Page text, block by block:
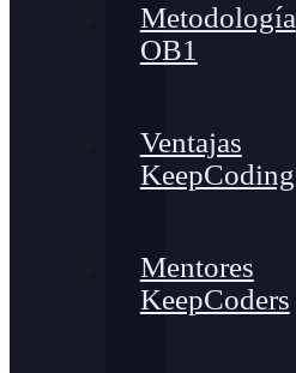
Metodología
OB1
Ventajas
KeepCoding
Mentores
KeepCoders